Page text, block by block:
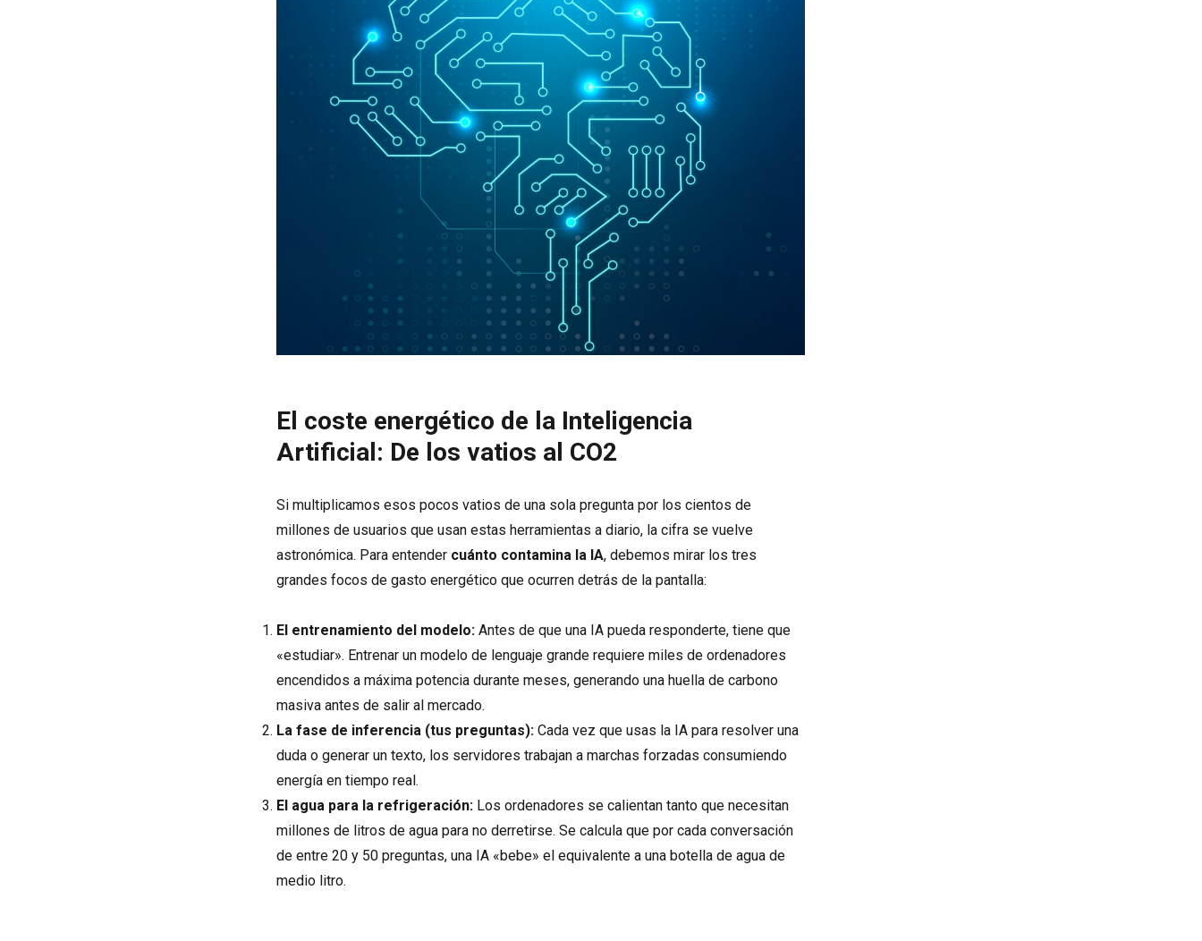
El coste energético de la Inteligencia
Artificial: De los vatios al CO2
Si multiplicamos esos pocos vatios de una sola pregunta por los cientos de
millones de usuarios que usan estas herramientas a diario, la cifra se vuelve
astronómica. Para entender cuánto contamina la IA, debemos mirar los tres
grandes focos de gasto energético que ocurren detrás de la pantalla:
El entrenamiento del modelo: Antes de que una IA pueda responderte, tiene que
«estudiar». Entrenar un modelo de lenguaje grande requiere miles de ordenadores
encendidos a máxima potencia durante meses, generando una huella de carbono
masiva antes de salir al mercado.
La fase de inferencia (tus preguntas): Cada vez que usas la IA para resolver una
duda o generar un texto, los servidores trabajan a marchas forzadas consumiendo
energía en tiempo real.
El agua para la refrigeración: Los ordenadores se calientan tanto que necesitan
millones de litros de agua para no derretirse. Se calcula que por cada conversación
de entre 20 y 50 preguntas, una IA «bebe» el equivalente a una botella de agua de
medio litro.